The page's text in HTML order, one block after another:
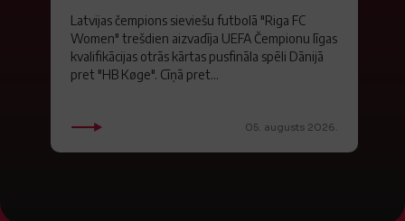
Latvijas čempions sieviešu futbolā "Riga FC
Women" trešdien aizvadīja UEFA Čempionu līgas
kvalifikācijas otrās kārtas pusfināla spēli Dānijā
pret "HB Køge". Cīņā pret...
05. augusts 2026.